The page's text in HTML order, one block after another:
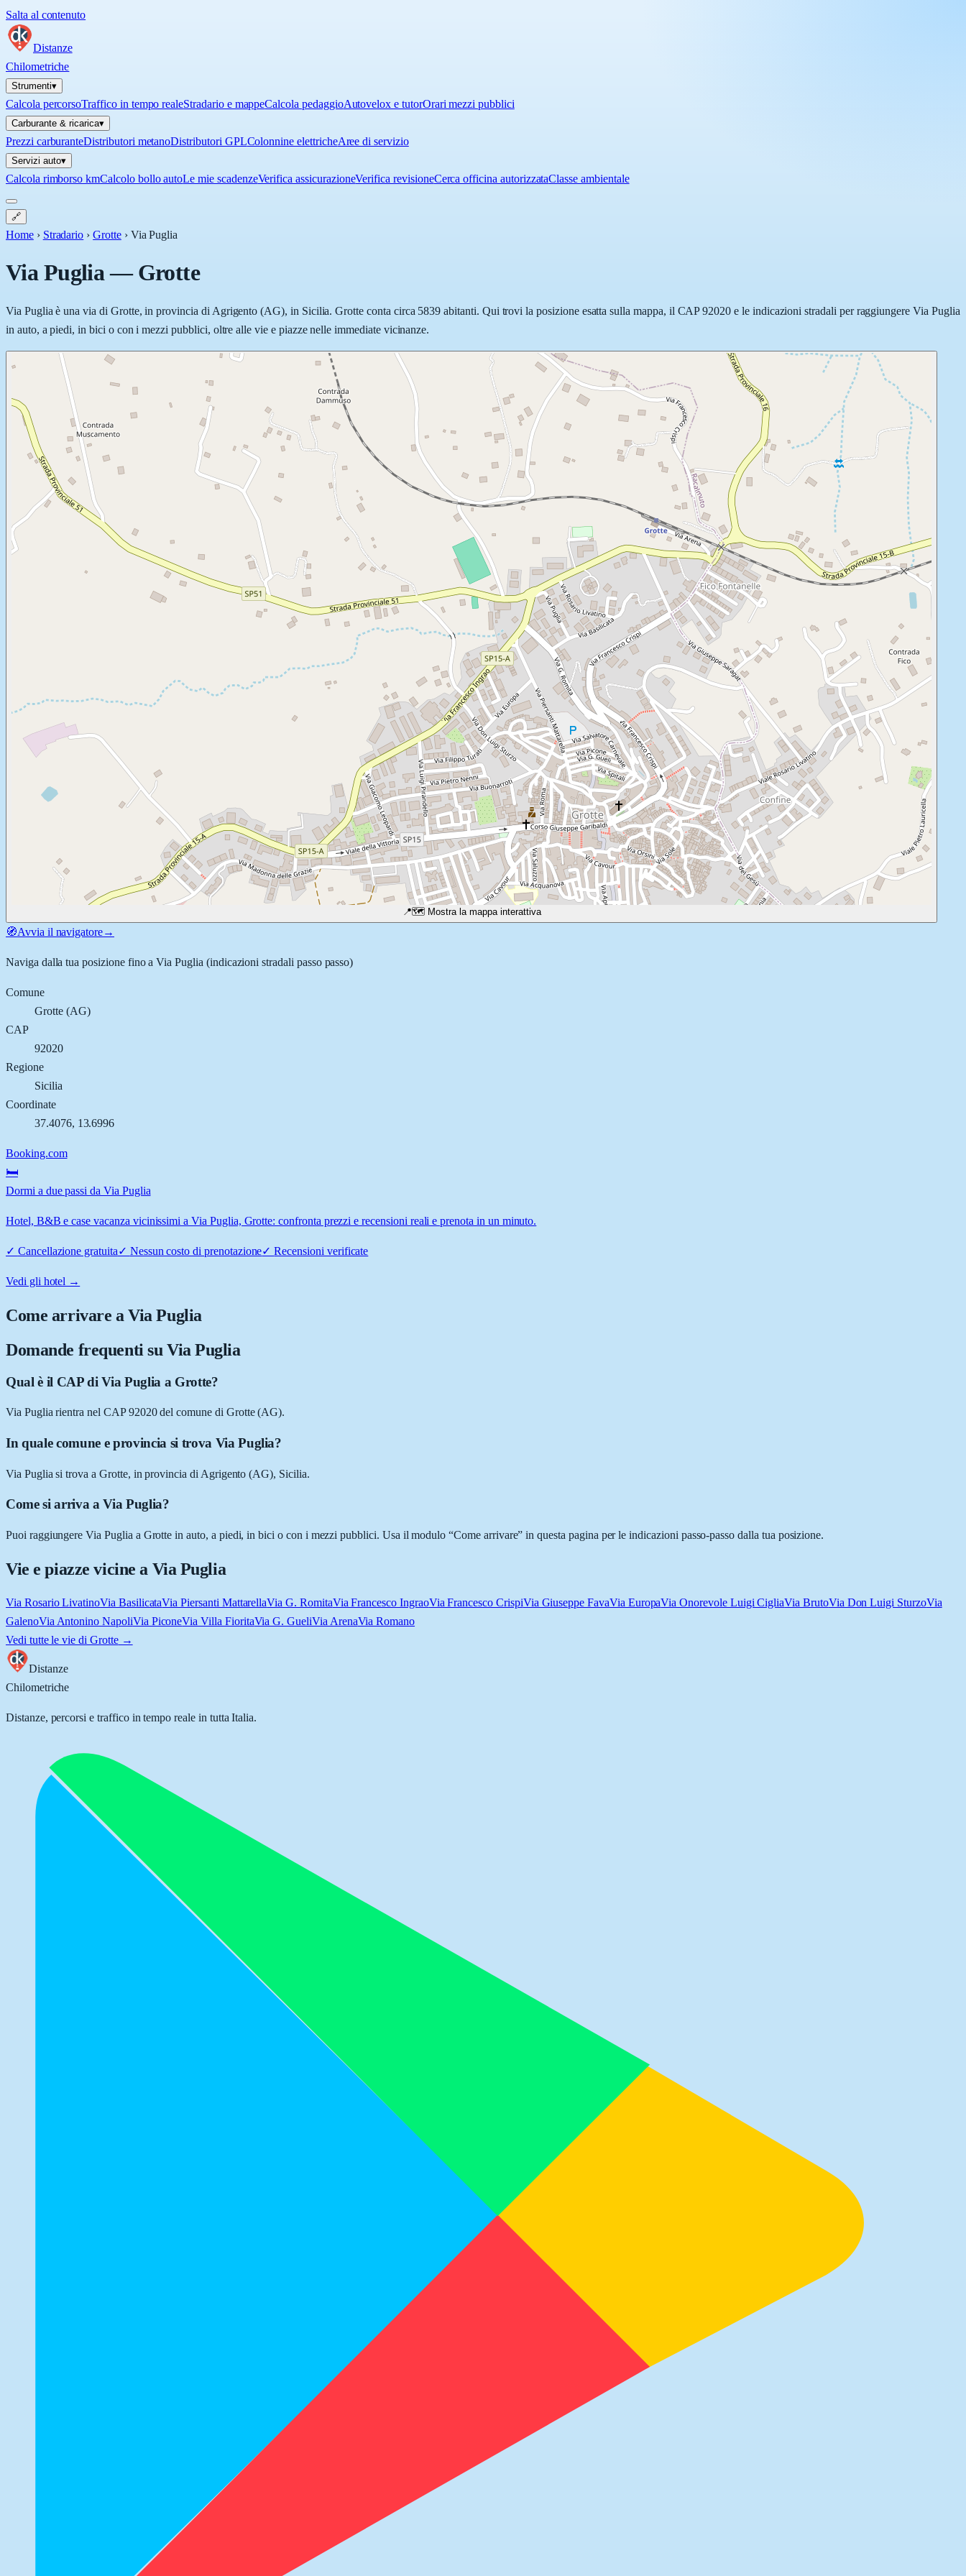
Salta al contenuto
Distanze
Chilometriche
Strumenti▾
Calcola percorsoTraffico in tempo realeStradario e mappeCalcola pedaggioAutovelox e tutorOrari mezzi pubblici
Carburante & ricarica▾
Prezzi carburanteDistributori metanoDistributori GPLColonnine elettricheAree di servizio
Servizi auto▾
Calcola rimborso kmCalcolo bollo autoLe mie scadenzeVerifica assicurazioneVerifica revisioneCerca officina autorizzataClasse ambientale
🔗
Home › Stradario › Grotte › Via Puglia
Via Puglia—Grotte
Via Puglia è una via di Grotte, in provincia di Agrigento (AG), in Sicilia. Grotte conta circa 5839 abitanti. Qui trovi la posizione esatta sulla mappa, il CAP 92020 e le indicazioni stradali per raggiungere Via Puglia
in auto, a piedi, in bici o con i mezzi pubblici, oltre alle vie e piazze nelle immediate vicinanze.
📍🗺️ Mostra la mappa interattiva
🧭Avvia il navigatore→
Naviga dalla tua posizione fino aVia Puglia (indicazioni stradali passo passo)
Comune
Grotte(AG)
CAP
92020
Regione
Sicilia
Coordinate
37.4076, 13.6996
Booking.com
🛏️
Dormi a due passi da Via Puglia
Hotel, B&B e case vacanza vicinissimi a Via Puglia, Grotte: confronta prezzi e recensioni reali e prenota in un minuto.
✓ Cancellazione gratuita✓ Nessun costo di prenotazione✓Recensioni verificate
Vedi gli hotel →
Come arrivare aVia Puglia
Domande frequenti su Via Puglia
Qual è il CAP di Via Puglia a Grotte?
Via Puglia rientra nel CAP 92020 del comune di Grotte (AG).
In quale comune e provincia si trova Via Puglia?
Via Puglia si trova a Grotte, in provincia di Agrigento (AG), Sicilia.
Come si arriva a Via Puglia?
Puoi raggiungere Via Puglia a Grotte in auto, a piedi, in bici o con i mezzi pubblici. Usa il modulo “Come arrivare” in questa pagina per le indicazioni passo-passo dalla tua posizione.
Vie e piazze vicine a Via Puglia
Via Rosario LivatinoVia BasilicataVia Piersanti MattarellaVia G. RomitaVia Francesco IngraoVia Francesco CrispiVia Giuseppe FavaVia EuropaVia Onorevole Luigi CigliaVia BrutoVia Don Luigi SturzoVia
GalenoVia Antonino NapoliVia PiconeVia Villa FioritaVia G. GueliVia ArenaVia Romano
Vedi tutte le vie di Grotte→
Distanze
Chilometriche
Distanze, percorsi e traffico in tempo reale in tutta Italia.